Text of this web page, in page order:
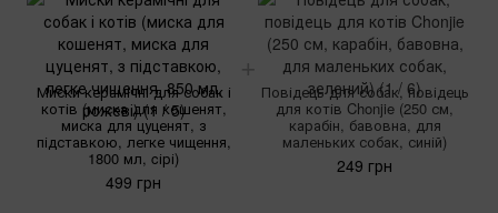
Миски керамічні для собак і
котів (миска для кошенят,
миска для цуценят, з
підставкою, легке чищення,
1800 мл, cірі)
499 грн
Повідець для собак, повідець
для котів Chonjie (250 см,
карабін, бавовна, для
маленьких собак, синій)
249 грн